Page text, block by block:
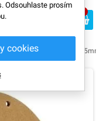
PLA Marble Slate Grey
Odsouhlaste prosím
cookies